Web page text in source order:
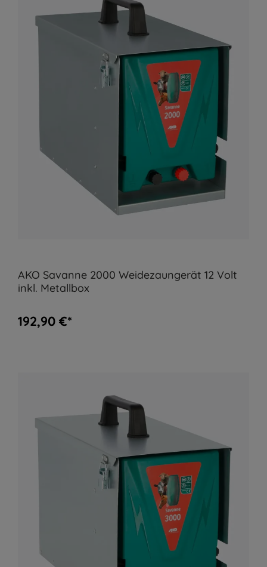
AKO Savanne 2000 Weidezaungerät 12 Volt
inkl. Metallbox
192,90 €*